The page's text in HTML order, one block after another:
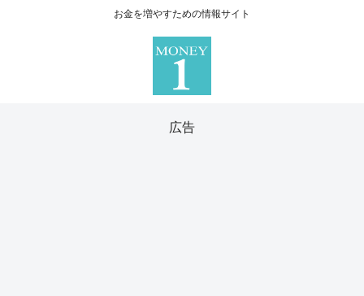
お金を増やすための情報サイト
広告